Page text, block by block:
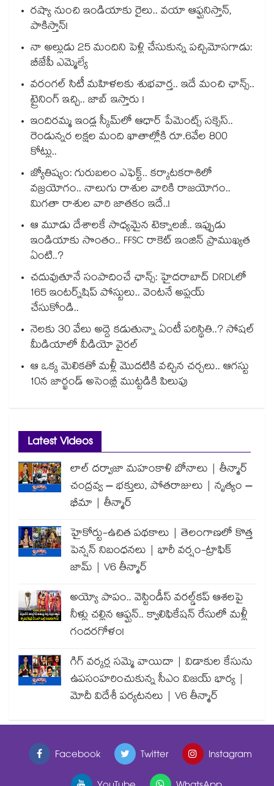
రష్యా నుంచి ఇండియాకు రైలు.. వయా ఆఫ్ఘనిస్తాన్,
పాకిస్తాన్!
నా అల్లుడు 25 మందిని పెళ్లి చేసుకున్న పచ్చిమోసగాడు:
బీజేపీ ఎమ్మెల్యే
వరంగల్ సిటీ మహిళలకు శుభవార్త.. ఇదే మంచి ఛాన్స్..
ట్రైనింగ్ ఇచ్చి.. జాబ్ ఇస్తారు !
ఇందిరమ్మ ఇండ్ల స్కీమ్‌‌‌‌‌‌‌‌లో ఆధార్ పేమెంట్స్ సక్సెస్..
రెండున్నర లక్షల మంది ఖాతాల్లోకి రూ.6వేల 800
కోట్లు..
జ్యోతిష్యం: గురుబలం ఎఫెక్ట్.. కర్కాటకరాశిలో
వజ్రయోగం.. నాలుగు రాశుల వారికి రాజయోగం..
మిగతా రాశుల వారి జాతకం ఇదే..!
ఆ మూడు దేశాలకే సాధ్యమైన టెక్నాలజీ.. ఇప్పుడు
ఇండియాకు సొంతం.. FFSC రాకెట్ ఇంజిన్ ప్రాముఖ్యత
ఏంటి..?
చదువుతూనే సంపాదించే ఛాన్స్: హైదరాబాద్ DRDLలో
165 ఇంటర్న్‌షిప్ పోస్టులు.. వెంటనే అప్లయ్
చేసుకోండి..
నెలకు 30 వేలు అద్దె కడుతున్నా ఏంటీ పరిస్థితి..? సోషల్
మీడియాలో వీడియో వైరల్
ఆ ఒక్క మెలికతో మళ్లీ మొదటికి వచ్చిన చర్చలు.. ఆగస్టు
10న జార్ఖండ్ అసెంబ్లీ ముట్టడికి పిలుపు
Latest Videos
లాల్ దర్వాజా మహంకాళి బోనాలు | తీన్మార్
చంద్రవ్వ – భక్తులు, పోతరాజులు | నృత్యం –
భీమా | తీన్మార్
హైకోర్టు-ఉచిత పథకాలు | తెలంగాణలో కొత్త
పెన్షన్ నిబంధనలు | భారీ వర్షం-ట్రాఫిక్
జామ్ | V6 తీన్మార్
అయ్యో పాపం.. వెస్టిండీస్ వరల్డ్‌కప్ ఆశలపై
నీళ్లు చల్లిన ఆఫ్ఘన్.. క్వాలిఫికేషన్ రేసులో మళ్లీ
గందరగోళం!
గిగ్ వర్కర్ల సమ్మె వాయిదా | విడాకుల కేసును
ఉపసంహరించుకున్న సీఎం విజయ్ భార్య |
మోదీ విదేశీ పర్యటనలు | V6 తీన్మార్
Facebook Twitter
Instagram